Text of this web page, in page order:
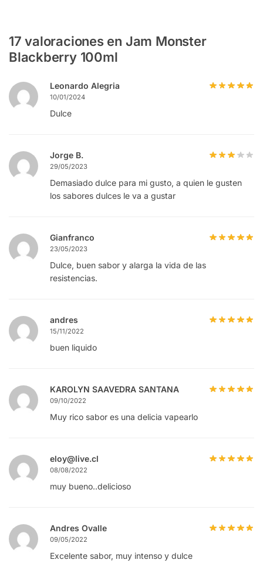
17 valoraciones en Jam Monster
Blackberry 100ml
Leonardo Alegria
10/01/2024
Dulce
Jorge B.
29/05/2023
Demasiado dulce para mi gusto, a quien le gusten
los sabores dulces le va a gustar
Gianfranco
23/05/2023
Dulce, buen sabor y alarga la vida de las
resistencias.
andres
15/11/2022
buen liquido
KAROLYN SAAVEDRA SANTANA
09/10/2022
Muy rico sabor es una delicia vapearlo
eloy@live.cl
08/08/2022
muy bueno..delicioso
Andres Ovalle
09/05/2022
Excelente sabor, muy intenso y dulce